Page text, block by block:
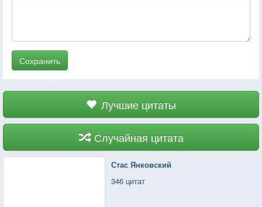
Сохранить
Лучшие цитаты
Случайная цитата
Стас Янковский
346 цитат